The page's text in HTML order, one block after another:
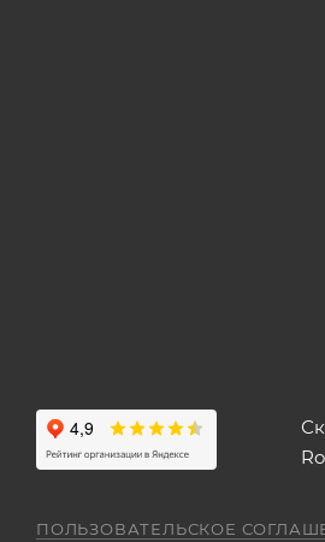
ПОЛЬЗОВАТЕЛЬСКОЕ